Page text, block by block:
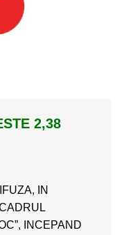
2,38
IN
INCEPAND